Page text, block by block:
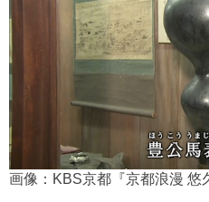
画像：KBS京都『京都浪漫 悠